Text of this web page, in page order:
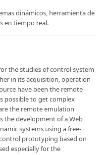
dinámicos, herramienta de
en tiempo real.
the studies of control system
in its acquisition, operation
have been the remote
possible to get complex
the remote emulation
the development of a Web
systems using a free-
prototyping based on
especially for the